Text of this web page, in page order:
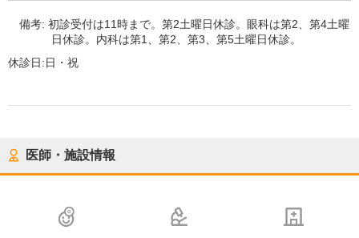
備考:初診受付は11時まで。第2土曜日休診。眼科は第2、第4土曜
日休診。内科は第1、第2、第3、第5土曜日休診。
休診日:日・祝
医師・施設情報